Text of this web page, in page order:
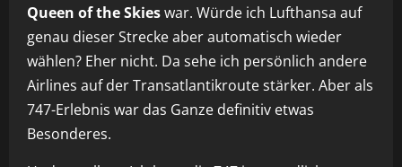
Queen of the Skieswar. Würde ich Lufthansa auf
genau dieser Strecke aber automatisch wieder
wählen? Eher nicht. Da sehe ich persönlich andere
Airlines auf der Transatlantikroute stärker. Aber als
747-Erlebnis war das Ganze definitiv etwas
Besonderes.